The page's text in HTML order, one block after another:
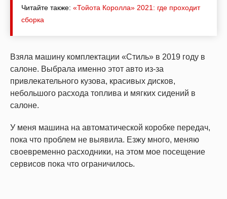
Читайте также: «Тойота Королла» 2021: где проходит
сборка
Взяла машину комплектации «Стиль» в 2019 году в
салоне. Выбрала именно этот авто из-за
привлекательного кузова, красивых дисков,
небольшого расхода топлива и мягких сидений в
салоне.
У меня машина на автоматической коробке передач,
пока что проблем не выявила. Езжу много, меняю
своевременно расходники, на этом мое посещение
сервисов пока что ограничилось.